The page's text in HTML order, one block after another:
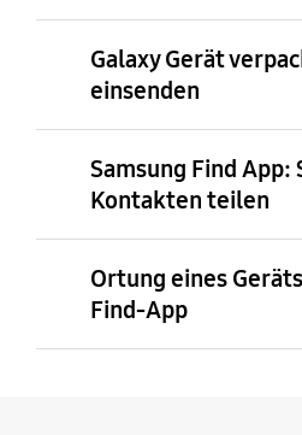
Galaxy Gerät
einsenden
Samsung Find
Kontakten teilen
Ortung eines
Find-App